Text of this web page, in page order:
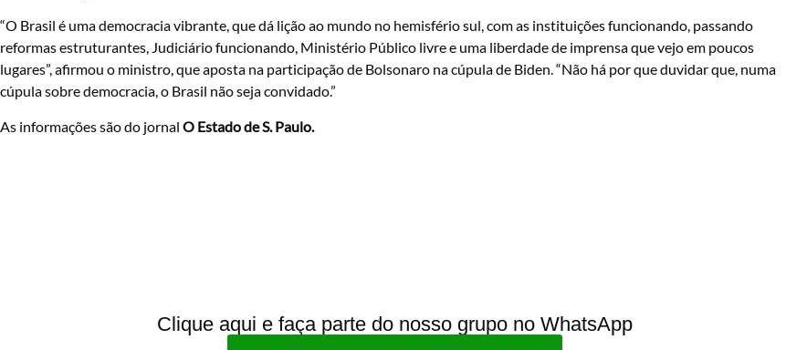
“O Brasil é uma democracia vibrante, que dá lição ao mundo no hemisfério sul, com as instituições funcionando, passando
reformas estruturantes, Judiciário funcionando, Ministério Público livre e uma liberdade de imprensa que vejo em poucos
lugares”, afirmou o ministro, que aposta na participação de Bolsonaro na cúpula de Biden. “Não há por que duvidar que, numa
cúpula sobre democracia, o Brasil não seja convidado.”
As informações são do jornal O Estado de S. Paulo.
Clique aqui e faça parte do nosso grupo no WhatsApp